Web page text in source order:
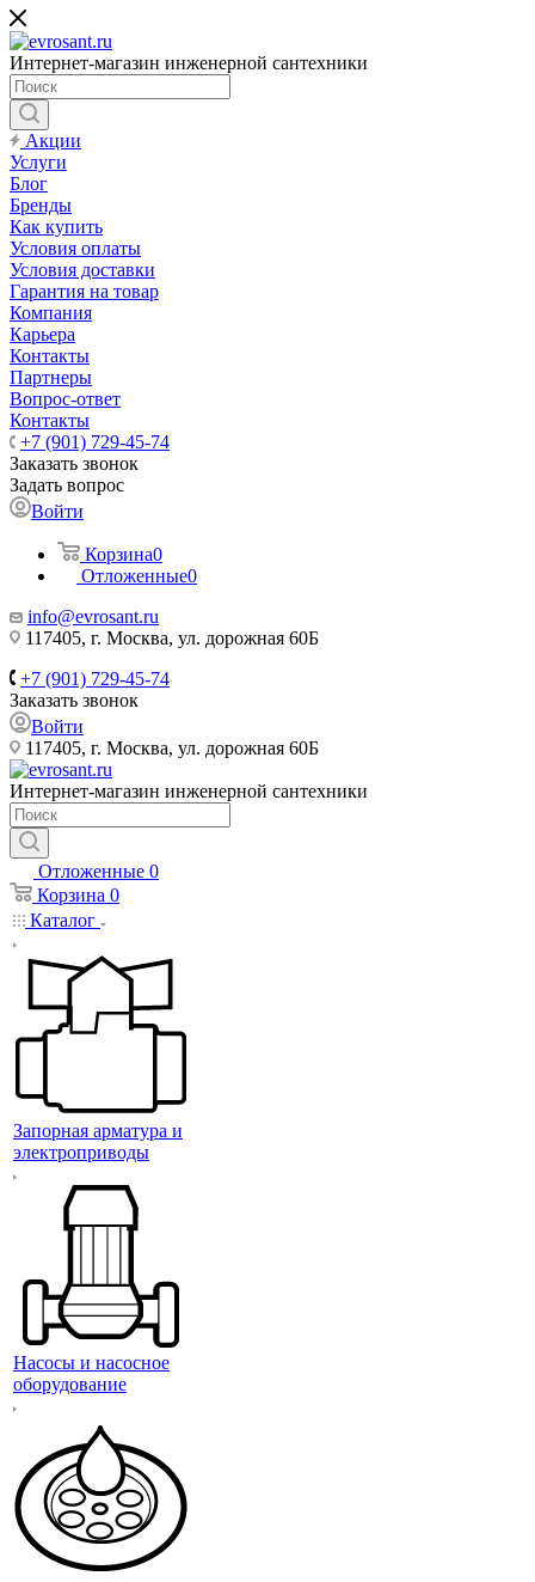
Интернет-магазин инженерной сантехники
Акции
Услуги
Блог
Бренды
Как купить
Условия оплаты
Условия доставки
Гарантия на товар
Компания
Карьера
Контакты
Партнеры
Вопрос-ответ
Контакты
+7 (901) 729-45-74
Заказать звонок
Задать вопрос
Войти
Корзина0
Отложенные0
info@evrosant.ru
117405, г. Москва, ул. дорожная 60Б
+7 (901) 729-45-74
Заказать звонок
Войти
117405, г. Москва, ул. дорожная 60Б
Интернет-магазин инженерной сантехники
Отложенные 0
Корзина 0
Каталог
Запорная арматура и
электроприводы
Насосы и насосное
оборудование